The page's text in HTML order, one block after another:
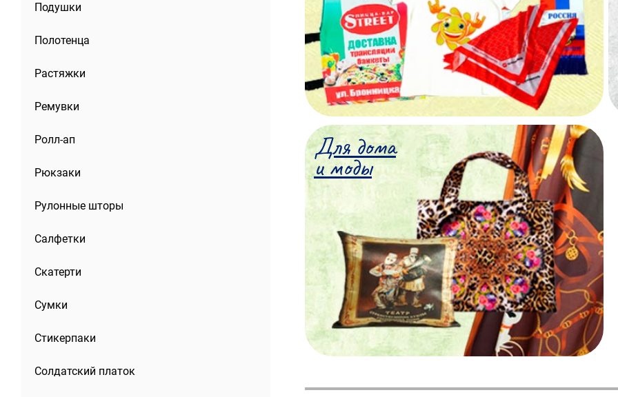
Подушки
Полотенца
Растяжки
Ремувки
Ролл-ап
Рюкзаки
Рулонные шторы
Салфетки
Скатерти
Сумки
Стикерпаки
Солдатский платок
Для дома
и моды